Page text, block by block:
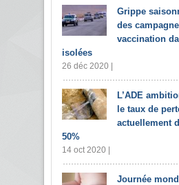
Grippe
des
vaccination
isolées
26 déc 2020 |
L’ADE
le taux de
actuellement
50%
14 oct 2020 |
Journée